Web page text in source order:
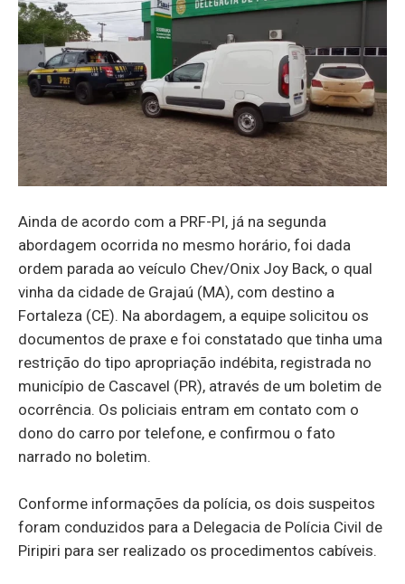
Ainda de acordo com a PRF-PI, já na segunda
abordagem ocorrida no mesmo horário, foi dada
ordem parada ao veículo Chev/Onix Joy Back, o qual
vinha da cidade de Grajaú (MA), com destino a
Fortaleza (CE). Na abordagem, a equipe solicitou os
documentos de praxe e foi constatado que tinha uma
restrição do tipo apropriação indébita, registrada no
município de Cascavel (PR), através de um boletim de
ocorrência. Os policiais entram em contato com o
dono do carro por telefone, e confirmou o fato
narrado no boletim.
Conforme informações da polícia, os dois suspeitos
foram conduzidos para a Delegacia de Polícia Civil de
Piripiri para ser realizado os procedimentos cabíveis.